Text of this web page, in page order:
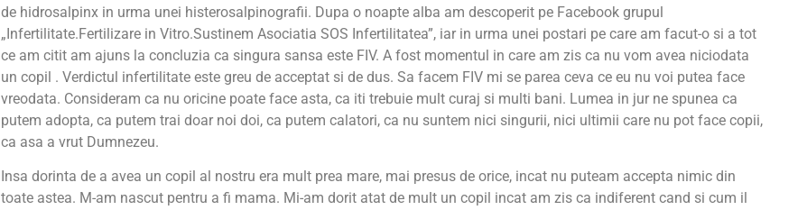
de hidrosalpinx in urma unei histerosalpinografii. Dupa o noapte alba am descoperit pe Facebook grupul
„Infertilitate.Fertilizare in Vitro.Sustinem Asociatia SOS Infertilitatea”, iar in urma unei postari pe care am facut-o si a tot
ce am citit am ajuns la concluzia ca singura sansa este FIV. A fost momentul in care am zis ca nu vom avea niciodata
un copil . Verdictul infertilitate este greu de acceptat si de dus. Sa facem FIV mi se parea ceva ce eu nu voi putea face
vreodata. Consideram ca nu oricine poate face asta, ca iti trebuie mult curaj si multi bani. Lumea in jur ne spunea ca
putem adopta, ca putem trai doar noi doi, ca putem calatori, ca nu suntem nici singurii, nici ultimii care nu pot face copii,
ca asa a vrut Dumnezeu.
Insa dorinta de a avea un copil al nostru era mult prea mare, mai presus de orice, incat nu puteam accepta nimic din
toate astea. M-am nascut pentru a fi mama. Mi-am dorit atat de mult un copil incat am zis ca indiferent cand si cum il